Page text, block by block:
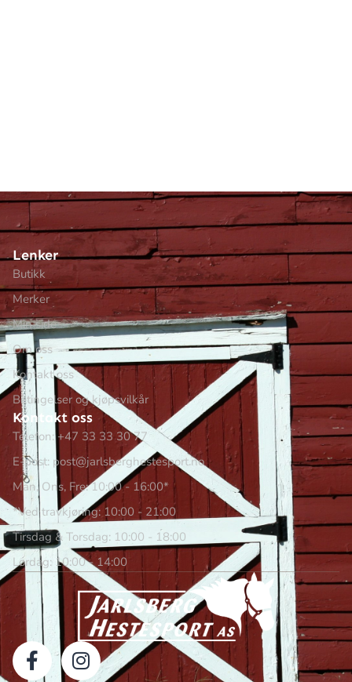
Lenker
Butikk
Merker
Min side
Om oss
Kontakt oss
Betingelser og kjøpsvilkår
Kontakt oss
Telefon: +47 33 33 30 77
E-post: post@jarlsberghestesport.no
Man, Ons, Fre: 10:00 - 16:00*
*Ved travkjøring: 10:00 - 21:00
Tirsdag & Torsdag: 10:00 - 18:00
Lørdag: 10:00 - 14:00